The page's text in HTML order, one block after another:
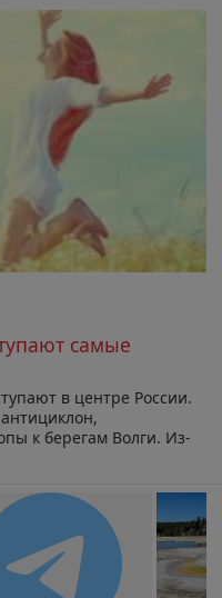
самые
в центре России.
к берегам Волги. Из-